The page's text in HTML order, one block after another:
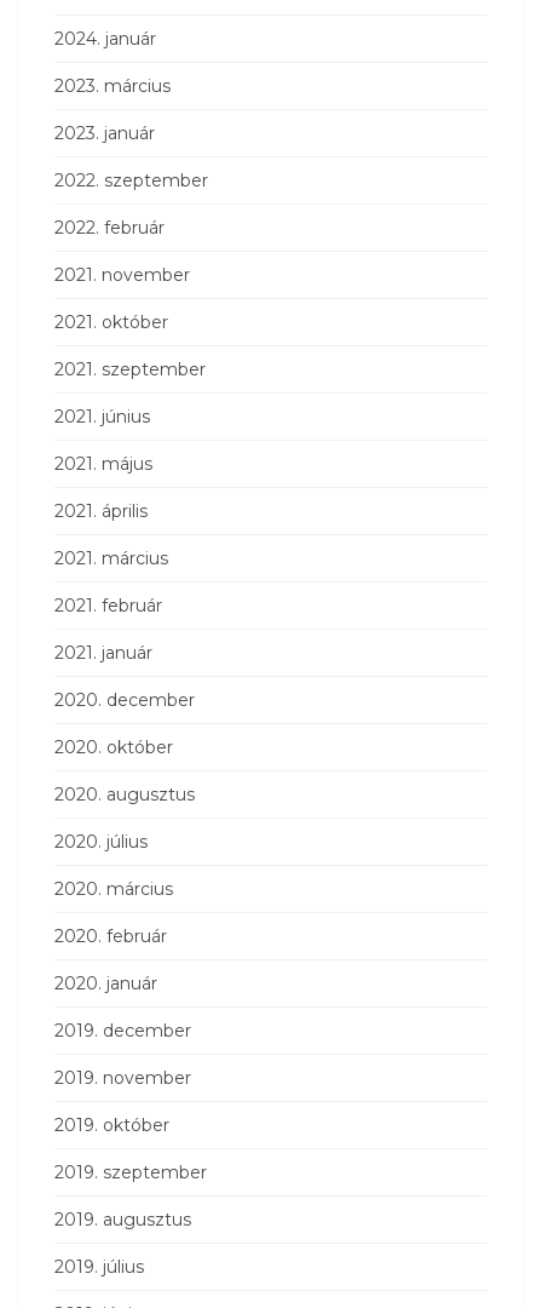
2024. január
2023. március
2023. január
2022. szeptember
2022. február
2021. november
2021. október
2021. szeptember
2021. június
2021. május
2021. április
2021. március
2021. február
2021. január
2020. december
2020. október
2020. augusztus
2020. július
2020. március
2020. február
2020. január
2019. december
2019. november
2019. október
2019. szeptember
2019. augusztus
2019. július